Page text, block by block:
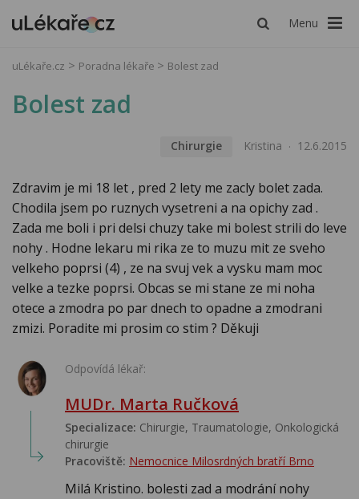
Menu
uLékaře.cz Poradna lékaře Bolest zad
Bolest zad
Chirurgie Kristina 12.6.2015
Zdravim je mi 18 let , pred 2 lety me zacly bolet zada.
Chodila jsem po ruznych vysetreni a na opichy zad .
Zada me boli i pri delsi chuzy take mi bolest strili do leve
nohy . Hodne lekaru mi rika ze to muzu mit ze sveho
velkeho poprsi (4) , ze na svuj vek a vysku mam moc
velke a tezke poprsi. Obcas se mi stane ze mi noha
otece a zmodra po par dnech to opadne a zmodrani
zmizi. Poradite mi prosim co stim ? Děkuji
Odpovídá lékař:
MUDr. Marta Ručková
Specializace: Chirurgie, Traumatologie, Onkologická
chirurgie
Pracoviště: Nemocnice Milosrdných bratří Brno
Milá Kristino. bolesti zad a modrání nohy